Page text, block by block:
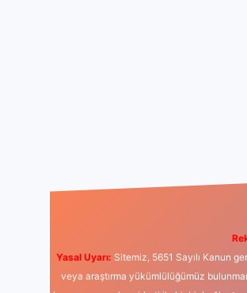
Yasal Uyarı: Sitemiz, 5651 Sayılı Kanun
veya araştırma yükümlülüğümüz